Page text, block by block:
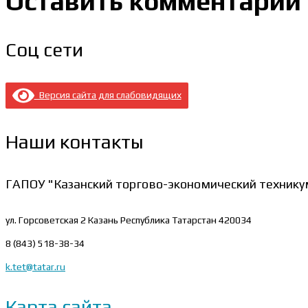
Соц сети
Версия сайта для слабовидящих
Наши контакты
ГАПОУ "Казанский торгово-экономический
ул. Горсоветская 2 Казань Республика Татарстан 420034
8 (843) 518-38-34
k.tet@tatar.ru